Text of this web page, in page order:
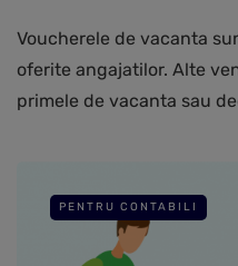
Voucherele de vacanta
oferite angajatilor. Alte
primele de vacanta sau
PENTRU CONTABILI